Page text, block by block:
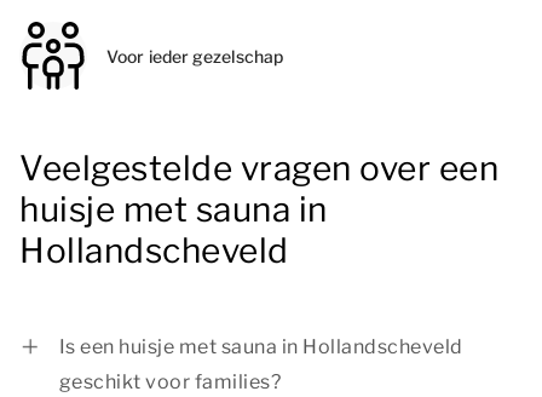
Voor ieder gezelschap
Veelgestelde vragen over een
huisje met sauna in
Hollandscheveld
Is een huisje met sauna in Hollandscheveld
geschikt voor families?